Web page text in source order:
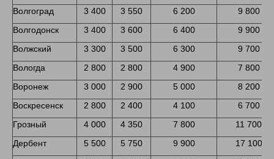
Волгоград
3 400 3 550 6 200
9 800
Волгодонск
3 400 3 600 6 400
9 900
Волжский
3 300 3 500 6 300
9 700
Вологда
2 800 2 800 4 900
7 800
Воронеж
3 000 2 900 5 000
8 200
Воскресенск
2 800 2 400 4 100
6 700
Грозный
4 000 4 350 7 800
11 700
Дербент
5 500 5 750 9 900
17 100